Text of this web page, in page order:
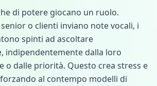
di potere giocano un ruolo.
o clienti inviano note vocali, i
spinti ad ascoltare
indipendentemente dalla loro
o dalle priorità. Questo crea stress e
al contempo modelli di